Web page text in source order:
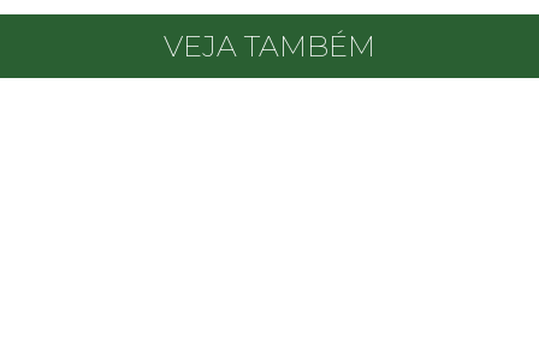
VEJA TAMBÉM